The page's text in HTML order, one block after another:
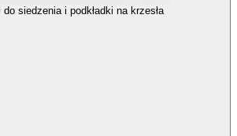
do siedzenia i podkładki na krzesła